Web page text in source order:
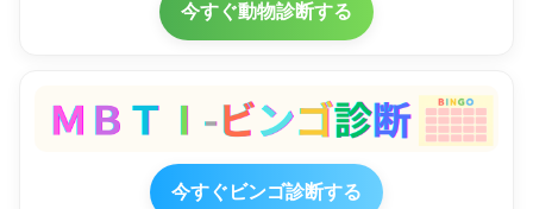
今すぐ動物診断する
今すぐビンゴ診断する